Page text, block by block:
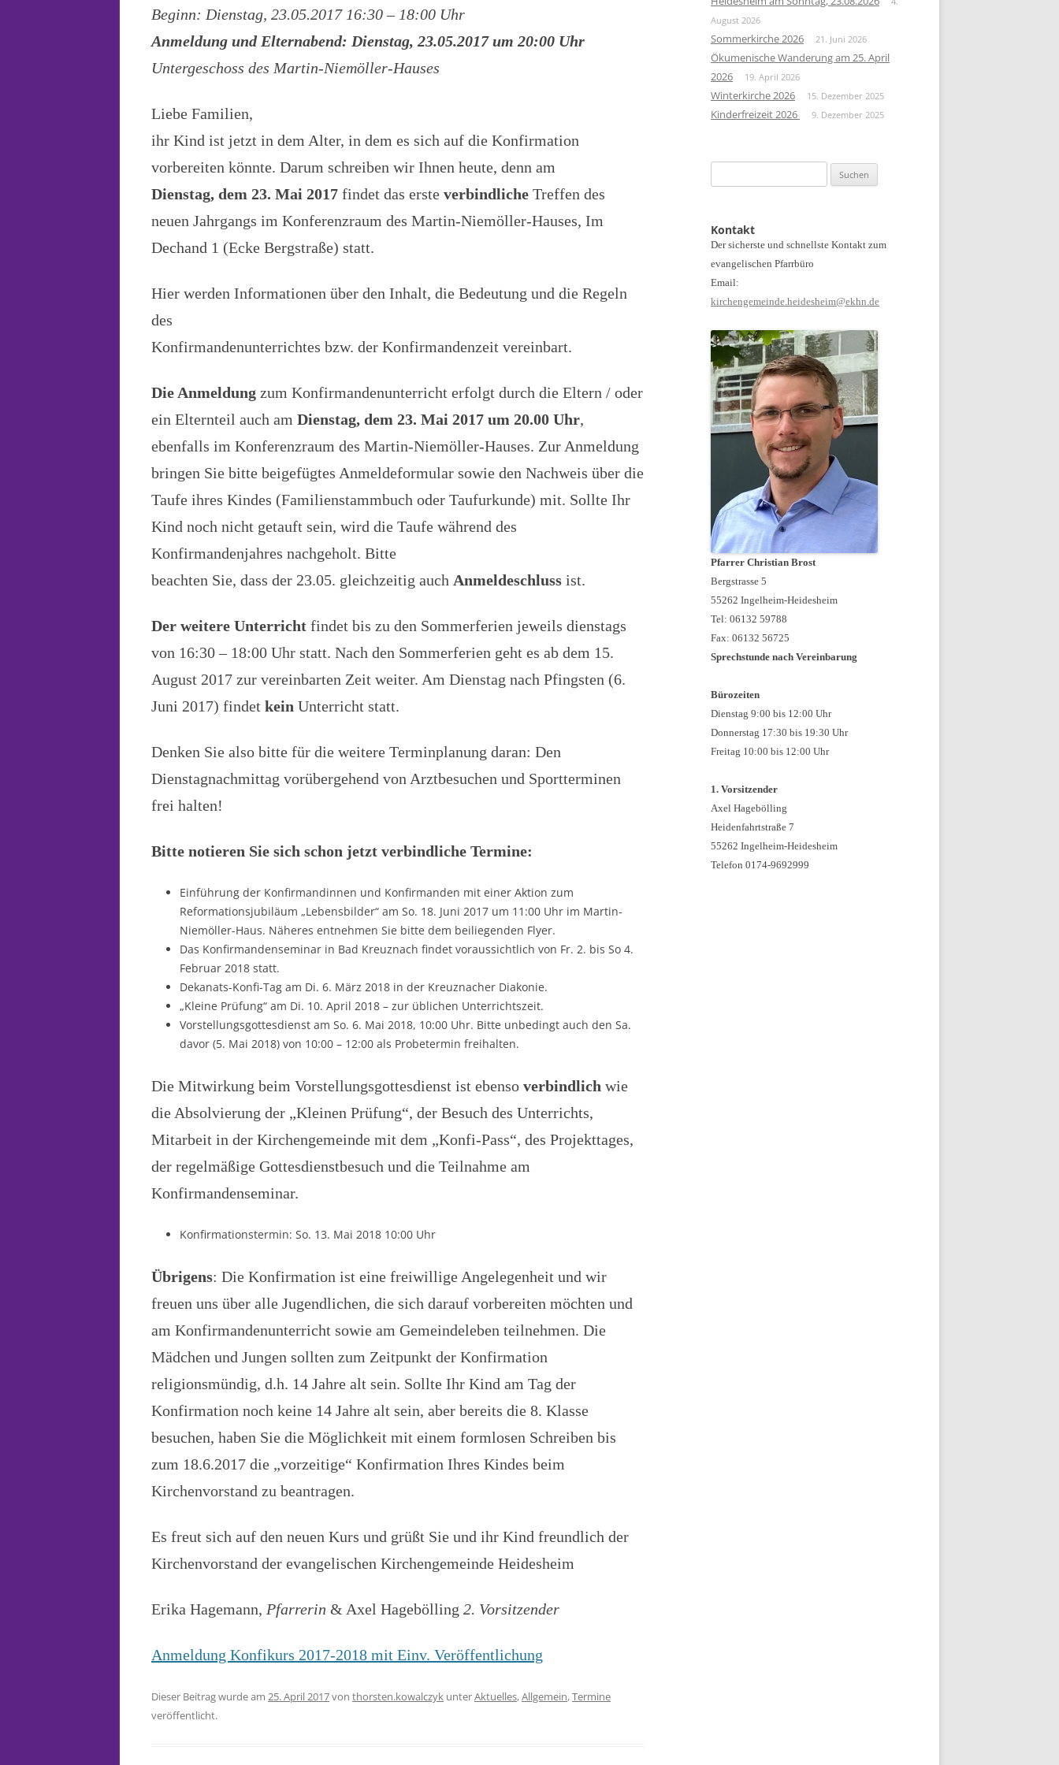
FESTAUSSCHUSS
HANDARBEITSKREIS
KIRCHE UND MUSIK
ÖKUMENE
WELTLADEN
Beginn: Dienstag, 23.05.2017 16:30 – 18:00 Uhr
Anmeldung und Elternabend: Dienstag, 23.05.2017 um 20:00 Uhr
Untergeschoss des Martin-Niemöller-Hauses
Liebe Familien,
ihr Kind ist jetzt in dem Alter, in dem es sich auf die Konfirmation
vorbereiten könnte. Darum schreiben wir Ihnen heute, denn am
Dienstag, dem 23. Mai 2017 findet das erste verbindliche Treffen des
neuen Jahrgangs im Konferenzraum des Martin-Niemöller-Hauses, Im
Dechand 1 (Ecke Bergstraße) statt.
Hier werden Informationen über den Inhalt, die Bedeutung und die Regeln
des
Konfirmandenunterrichtes bzw. der Konfirmandenzeit vereinbart.
Die Anmeldung zum Konfirmandenunterricht erfolgt durch die Eltern / oder
ein Elternteil auch am Dienstag, dem 23. Mai 2017 um 20.00 Uhr,
ebenfalls im Konferenzraum des Martin-Niemöller-Hauses. Zur Anmeldung
bringen Sie bitte beigefügtes Anmeldeformular sowie den Nachweis über die
Taufe ihres Kindes (Familienstammbuch oder Taufurkunde) mit. Sollte Ihr
Kind noch nicht getauft sein, wird die Taufe während des
Konfirmandenjahres nachgeholt. Bitte
beachten Sie, dass der 23.05. gleichzeitig auch Anmeldeschluss ist.
Der weitere Unterricht findet bis zu den Sommerferien jeweils dienstags
von 16:30 – 18:00 Uhr statt. Nach den Sommerferien geht es ab dem 15.
August 2017 zur vereinbarten Zeit weiter. Am Dienstag nach Pfingsten (6.
Juni 2017) findet kein Unterricht statt.
Denken Sie also bitte für die weitere Terminplanung daran: Den
Dienstagnachmittag vorübergehend von Arztbesuchen und Sportterminen
frei halten!
Bitte notieren Sie sich schon jetzt verbindliche Termine:
Einführung der Konfirmandinnen und Konfirmanden mit einer Aktion zum
Reformationsjubiläum „Lebensbilder“ am So. 18. Juni 2017 um 11:00 Uhr im Martin-
Niemöller-Haus. Näheres entnehmen Sie bitte dem beiliegenden Flyer.
Das Konfirmandenseminar in Bad Kreuznach findet voraussichtlich von Fr. 2. bis So 4.
Februar 2018 statt.
Dekanats-Konfi-Tag am Di. 6. März 2018 in der Kreuznacher Diakonie.
„Kleine Prüfung“ am Di. 10. April 2018 – zur üblichen Unterrichtszeit.
Vorstellungsgottesdienst am So. 6. Mai 2018, 10:00 Uhr. Bitte unbedingt auch den Sa.
davor (5. Mai 2018) von 10:00 – 12:00 als Probetermin freihalten.
Die Mitwirkung beim Vorstellungsgottesdienst ist ebenso verbindlich wie
die Absolvierung der „Kleinen Prüfung“, der Besuch des Unterrichts,
Mitarbeit in der Kirchengemeinde mit dem „Konfi-Pass“, des Projekttages,
der regelmäßige Gottesdienstbesuch und die Teilnahme am
Konfirmandenseminar.
Konfirmationstermin: So. 13. Mai 2018 10:00 Uhr
Übrigens: Die Konfirmation ist eine freiwillige Angelegenheit und wir
freuen uns über alle Jugendlichen, die sich darauf vorbereiten möchten und
am Konfirmandenunterricht sowie am Gemeindeleben teilnehmen. Die
Mädchen und Jungen sollten zum Zeitpunkt der Konfirmation
religionsmündig, d.h. 14 Jahre alt sein. Sollte Ihr Kind am Tag der
Konfirmation noch keine 14 Jahre alt sein, aber bereits die 8. Klasse
besuchen, haben Sie die Möglichkeit mit einem formlosen Schreiben bis
zum 18.6.2017 die „vorzeitige“ Konfirmation Ihres Kindes beim
Kirchenvorstand zu beantragen.
Es freut sich auf den neuen Kurs und grüßt Sie und ihr Kind freundlich der
Kirchenvorstand der evangelischen Kirchengemeinde Heidesheim
Erika Hagemann, Pfarrerin & Axel Hagebölling 2. Vorsitzender
Anmeldung Konfikurs 2017-2018 mit Einv. Veröffentlichung
Dieser Beitrag wurde am 25. April 2017von thorsten.kowalczyk unterAktuelles,Allgemein,Termine
veröffentlicht.
August 2026
Sommerkirche 2026 21. Juni 2026
Ökumenische Wanderung am 25. April
2026
19. April 2026
Winterkirche 2026 15. Dezember 2025
Kinderfreizeit 2026 9. Dezember 2025
nach:
Kontakt
Der sicherste und schnellste Kontakt zum
evangelischen Pfarrbüro
Email:
kirchengemeinde.heidesheim@ekhn.de
Pfarrer Christian Brost
Bergstrasse 5
55262 Ingelheim-Heidesheim
Tel: 06132 59788
Fax: 06132 56725
Sprechstunde nach Vereinbarung
Bürozeiten
Dienstag 9:00 bis 12:00 Uhr
Donnerstag 17:30 bis 19:30 Uhr
Freitag 10:00 bis 12:00 Uhr
1. Vorsitzender
Axel Hagebölling
Heidenfahrtstraße 7
55262 Ingelheim-Heidesheim
Telefon 0174-9692999